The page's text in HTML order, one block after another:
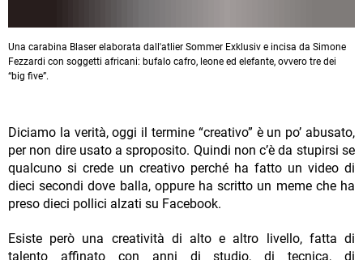
Una carabina Blaser elaborata dall'atlier Sommer Exklusiv e incisa da Simone
Fezzardi con soggetti africani: bufalo cafro, leone ed elefante, ovvero tre dei
“big five”.
Diciamo la verità, oggi il termine “creativo” è un po’ abusato,
per non dire usato a sproposito. Quindi non c’è da stupirsi se
qualcuno si crede un creativo perché ha fatto un video di
dieci secondi dove balla, oppure ha scritto un meme che ha
preso dieci pollici alzati su Facebook.
Esiste però una creatività di alto e altro livello, fatta di
talento affinato con anni di studio, di tecnica, di